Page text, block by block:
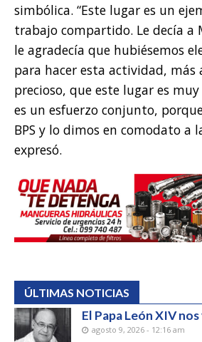
simbólica. “Este lugar es un
trabajo compartido. Le decía a
le agradecía que hubiésemos
para hacer esta actividad, más
precioso, que este lugar es
es un esfuerzo conjunto,
BPS y lo dimos en comodato a
expresó.
ÚLTIMAS NOTICIAS
El Papa León XIV
agosto 9, 2026 - 12:16 am